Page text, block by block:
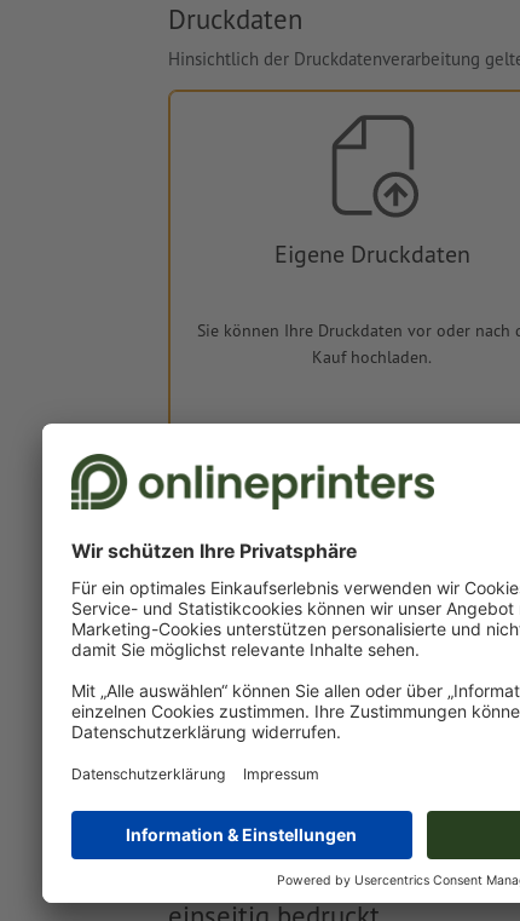
Druckdaten
Hinsichtlich der Druckdatenverarbeitung
Eigene Druckdaten
Sie können Ihre Druckdaten vor oder nach
Kauf hochladen.
Jetzt hochladen
netto
CHF
Lieferung ca.:
Mo, 17. Aug. - Di, 18. Aug.
Gewicht: ca.622.5 g
Druckdatenhinweise Flyer